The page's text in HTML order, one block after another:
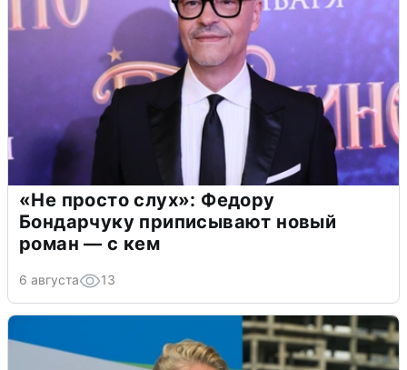
«Не просто слух»: Федору
Бондарчуку приписывают новый
роман — с кем
6 августа 13